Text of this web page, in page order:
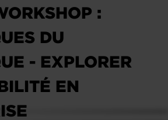
:
DU
- EXPLORER
EN